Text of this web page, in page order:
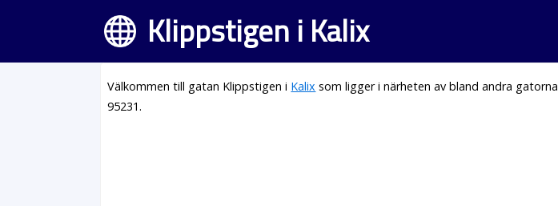
Klippstigen i Kalix
Välkommen till gatan Klippstigen i Kalix som ligger i närheten av bland andra gatorna
95231.